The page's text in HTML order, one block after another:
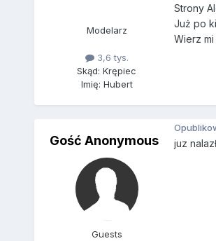
Modelarz
3,6 tys.
Skąd: Krępiec
Imię: Hubert
Strony
Już po
Wierz
Gość Anonymous
Guests
juz